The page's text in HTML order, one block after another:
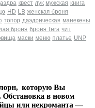
квест лук мужская книга
HD LB женская броня
топор даэдрическая манекены
броня броня Tera чит
маски меню платье UNP
которую Вы
Обстановка в новом
или некроманта —